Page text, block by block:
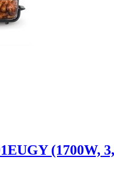
(1700W,